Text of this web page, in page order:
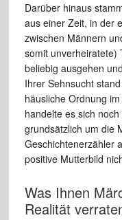
Darüber hinaus
aus einer Zeit, in der
zwischen Männern
somit unverheiratete)
beliebig ausgehen
Ihrer Sehnsucht
häusliche Ordnung
handelte es sich
grundsätzlich um die
Geschichtenerzähler
positive Mutterbild
Was Ihnen
Realität